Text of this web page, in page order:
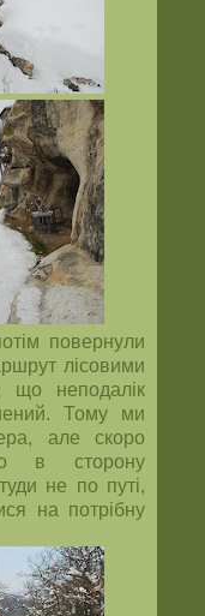
повернули
лісовими
що неподалік
Тому ми
але скоро
в сторону
не по путі,
на потрібну